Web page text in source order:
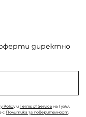
оферти директно
Policyи Terms of Service на Гугъл.
с Политика за поверителност